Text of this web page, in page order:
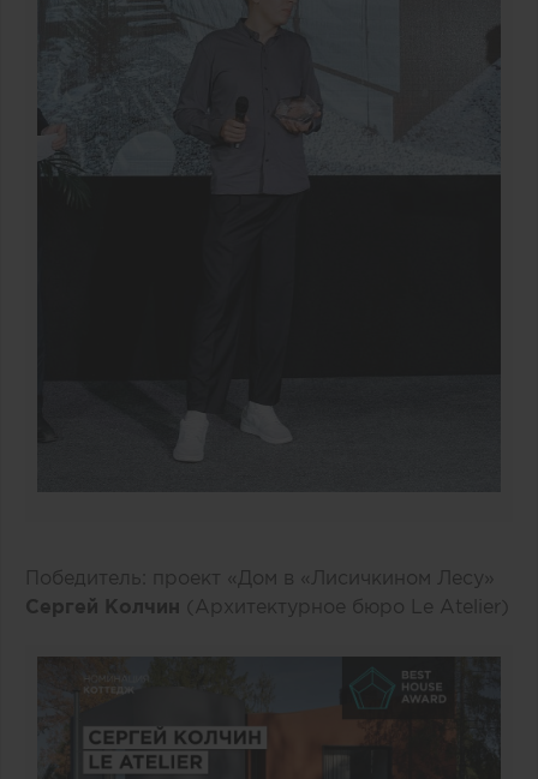
Победитель: проект «Дом в «Лисичкином Лесу»
Сергей Колчин (Архитектурное бюро Le Atelier)